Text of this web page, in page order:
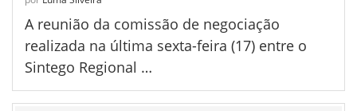
A reunião da comissão de negociação
realizada na última sexta-feira (17) entre o
Sintego Regional …